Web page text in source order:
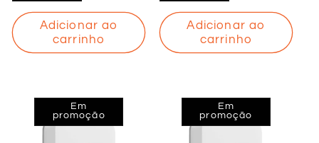
saldo
Adicionar ao
carrinho
saldo
Adicionar ao
carrinho
Em
promoção
Em
promoção